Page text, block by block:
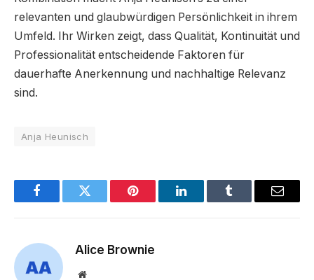
relevanten und glaubwürdigen Persönlichkeit in ihrem
Umfeld. Ihr Wirken zeigt, dass Qualität, Kontinuität und
Professionalität entscheidende Faktoren für
dauerhafte Anerkennung und nachhaltige Relevanz
sind.
Anja Heunisch
FacebookTwitter Pinterest LinkedInTumblr Email
Alice Brownie
Website